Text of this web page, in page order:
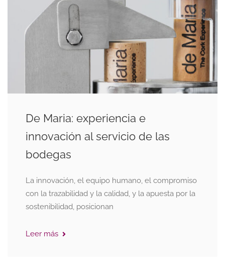
De Maria: experiencia e
innovación al servicio de las
bodegas
La innovación, el equipo humano, el compromiso
con la trazabilidad y la calidad, y la apuesta por la
sostenibilidad, posicionan
Leer más